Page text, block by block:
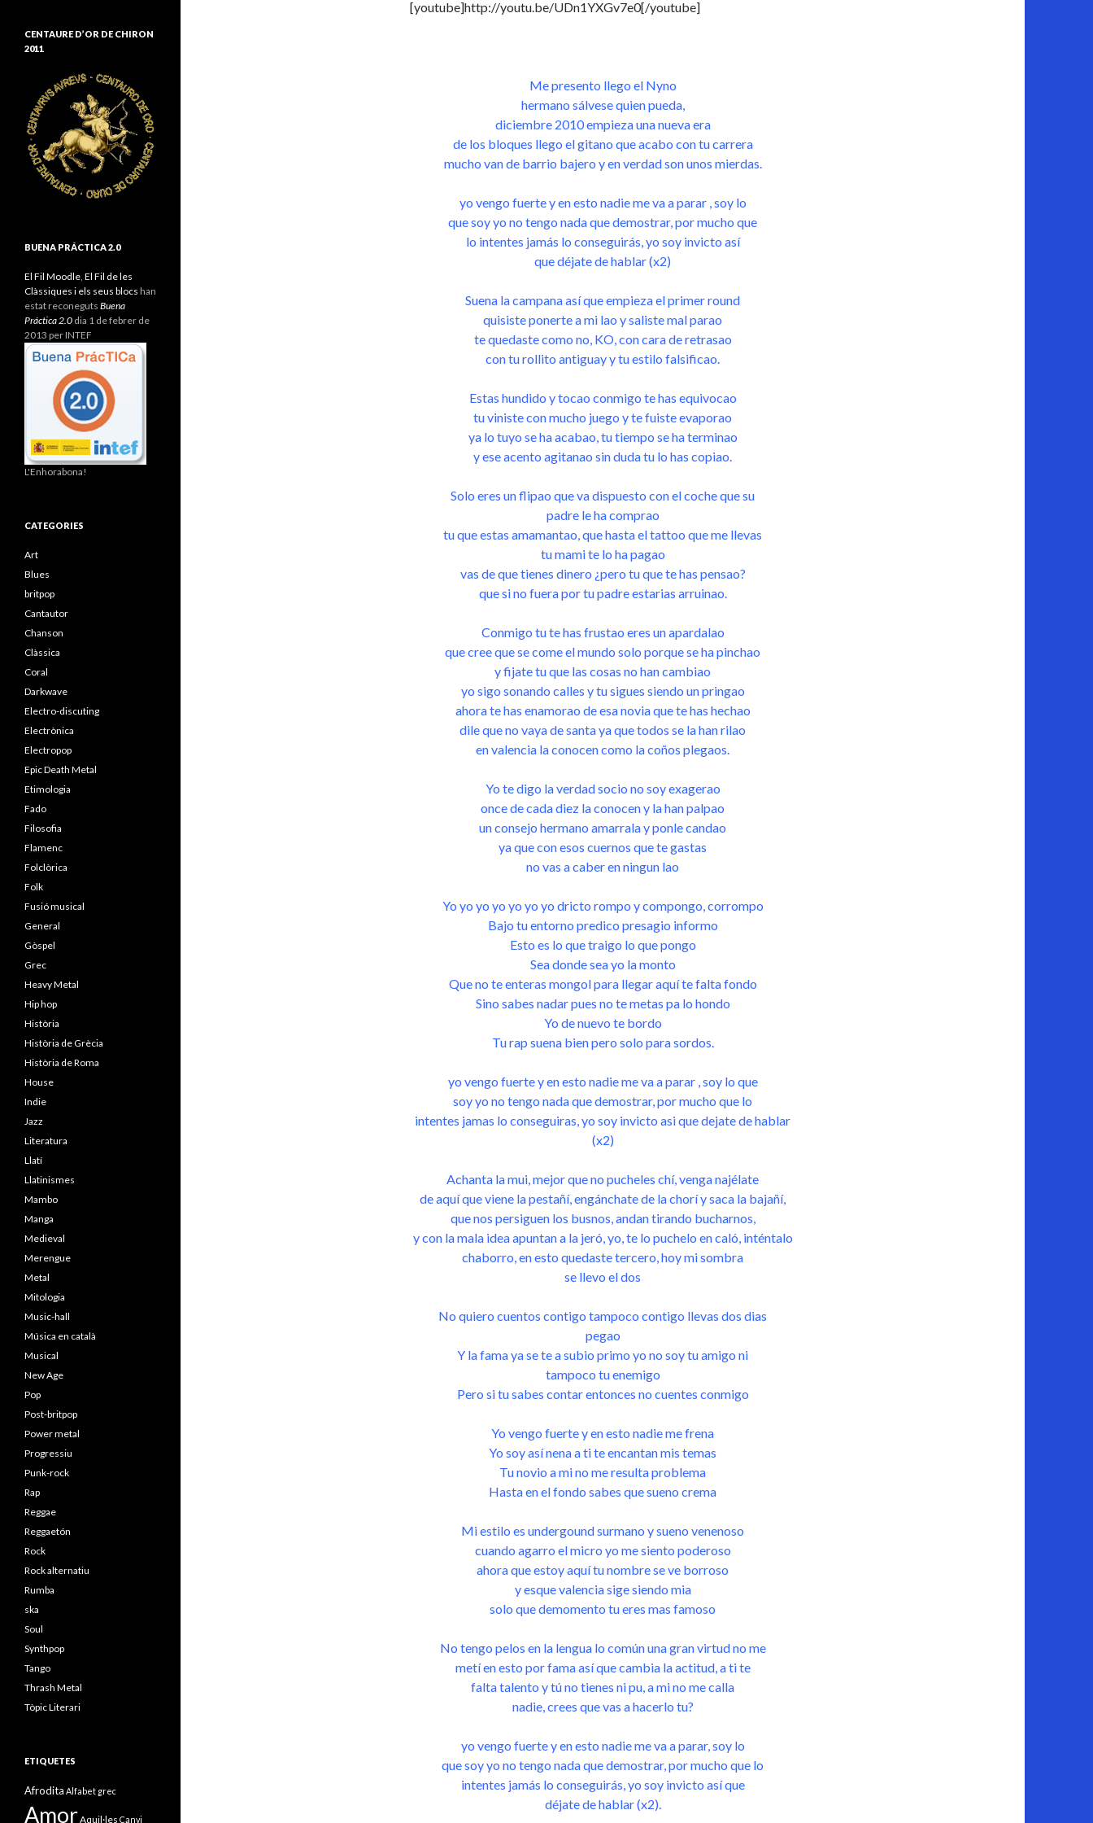
[youtube]http://youtu.be/UDn1YXGv7e0[/youtube]
Me presento llego el Nyno
hermano sálvese quien pueda,
diciembre 2010 empieza una nueva era
de los bloques llego el gitano que acabo con tu carrera
mucho van de barrio bajero y en verdad son unos mierdas.
yo vengo fuerte y en esto nadie me va a parar , soy lo
que soy yo no tengo nada que demostrar, por mucho que
lo intentes jamás lo conseguirás, yo soy invicto así
que déjate de hablar (x2)
Suena la campana así que empieza el primer round
quisiste ponerte a mi lao y saliste mal parao
te quedaste como no, KO, con cara de retrasao
con tu rollito antiguay y tu estilo falsificao.
Estas hundido y tocao conmigo te has equivocao
tu viniste con mucho juego y te fuiste evaporao
ya lo tuyo se ha acabao, tu tiempo se ha terminao
y ese acento agitanao sin duda tu lo has copiao.
Solo eres un flipao que va dispuesto con el coche que su
padre le ha comprao
tu que estas amamantao, que hasta el tattoo que me llevas
tu mami te lo ha pagao
vas de que tienes dinero ¿pero tu que te has pensao?
que si no fuera por tu padre estarias arruinao.
Conmigo tu te has frustao eres un apardalao
que cree que se come el mundo solo porque se ha pinchao
y fijate tu que las cosas no han cambiao
yo sigo sonando calles y tu sigues siendo un pringao
ahora te has enamorao de esa novia que te has hechao
dile que no vaya de santa ya que todos se la han rilao
en valencia la conocen como la coños plegaos.
Yo te digo la verdad socio no soy exagerao
once de cada diez la conocen y la han palpao
un consejo hermano amarrala y ponle candao
ya que con esos cuernos que te gastas
no vas a caber en ningun lao
Yo yo yo yo yo yo yo dricto rompo y compongo, corrompo
Bajo tu entorno predico presagio informo
Esto es lo que traigo lo que pongo
Sea donde sea yo la monto
Que no te enteras mongol para llegar aquí te falta fondo
Sino sabes nadar pues no te metas pa lo hondo
Yo de nuevo te bordo
Tu rap suena bien pero solo para sordos.
yo vengo fuerte y en esto nadie me va a parar , soy lo que
soy yo no tengo nada que demostrar, por mucho que lo
intentes jamas lo conseguiras, yo soy invicto asi que dejate de hablar
(x2)
Achanta la mui, mejor que no pucheles chí, venga najélate
de aquí que viene la pestañí, engánchate de la chorí y saca la bajañí,
que nos persiguen los busnos, andan tirando bucharnos,
y con la mala idea apuntan a la jeró, yo, te lo puchelo en caló, inténtalo
chaborro, en esto quedaste tercero, hoy mi sombra
se llevo el dos
No quiero cuentos contigo tampoco contigo llevas dos dias
pegao
Y la fama ya se te a subio primo yo no soy tu amigo ni
tampoco tu enemigo
Pero si tu sabes contar entonces no cuentes conmigo
Yo vengo fuerte y en esto nadie me frena
Yo soy así nena a ti te encantan mis temas
Tu novio a mi no me resulta problema
Hasta en el fondo sabes que sueno crema
Mi estilo es undergound surmano y sueno venenoso
cuando agarro el micro yo me siento poderoso
ahora que estoy aquí tu nombre se ve borroso
y esque valencia sige siendo mia
solo que demomento tu eres mas famoso
No tengo pelos en la lengua lo común una gran virtud no me
metí en esto por fama así que cambia la actitud, a ti te
falta talento y tú no tienes ni pu, a mi no me calla
nadie, crees que vas a hacerlo tu?
yo vengo fuerte y en esto nadie me va a parar, soy lo
que soy yo no tengo nada que demostrar, por mucho que lo
intentes jamás lo conseguirás, yo soy invicto así que
déjate de hablar (x2).
CENTAURE D’OR DE CHIRON
2011
BUENA PRÁCTICA 2.0
El Fil Moodle, El Fil de les
Clàssiques i els seus blocs han
estat reconeguts Buena
Práctica 2.0 dia 1 de febrer de
2013 per INTEF
L'Enhorabona!
CATEGORIES
Art
Blues
britpop
Cantautor
Chanson
Clàssica
Coral
Darkwave
Electro-discuting
Electrònica
Electropop
Epic Death Metal
Etimologia
Fado
Filosofia
Flamenc
Folclòrica
Folk
Fusió musical
General
Gòspel
Grec
Heavy Metal
Hip hop
Història
Història de Grècia
Història de Roma
House
Indie
Jazz
Literatura
Llatí
Llatinismes
Mambo
Manga
Medieval
Merengue
Metal
Mitologia
Music-hall
Música en català
Musical
New Age
Pop
Post-britpop
Power metal
Progressiu
Punk-rock
Rap
Reggae
Reggaetón
Rock
Rock alternatiu
Rumba
ska
Soul
Synthpop
Tango
Thrash Metal
Tòpic Literari
ETIQUETES
Afrodita Alfabet grec
AmorAquil·les Canvi